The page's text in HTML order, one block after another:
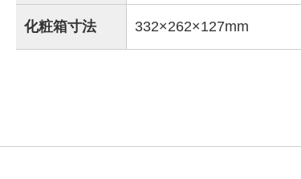
化粧箱寸法 332×262×127mm